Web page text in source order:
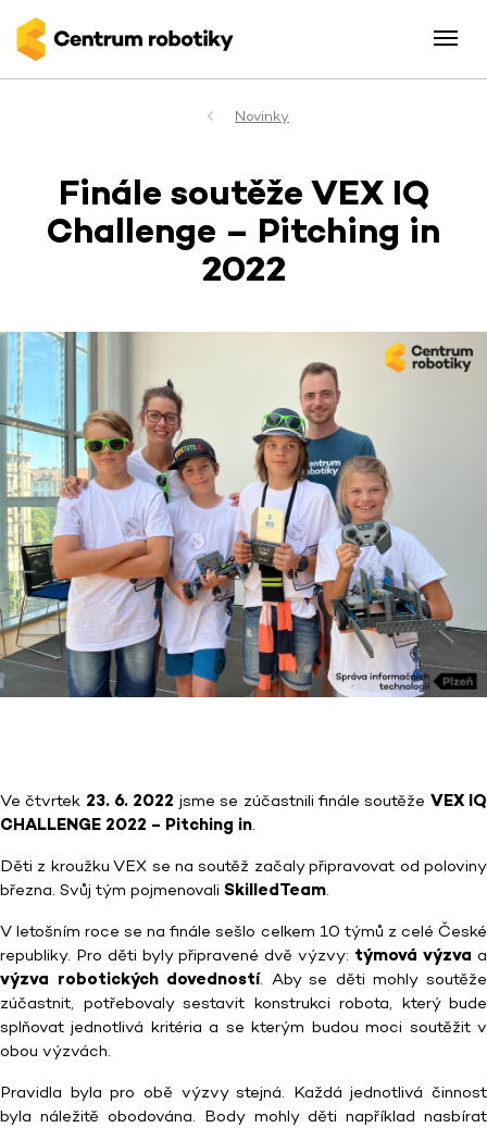
Novinky
Finále soutěže VEX IQ
Challenge – Pitching in
2022
Ve čtvrtek 23. 6. 2022 jsme se zúčastnili finále soutěže VEX IQ
CHALLENGE 2022 – Pitching in.
Děti z kroužku VEX se na soutěž začaly připravovat od poloviny
března. Svůj tým pojmenovali SkilledTeam.
V letošním roce se na finále sešlo celkem 10 týmů z celé České
republiky. Pro děti byly připravené dvě výzvy: týmová výzva a
výzva robotických dovedností. Aby se děti mohly soutěže
zúčastnit, potřebovaly sestavit konstrukci robota, který bude
splňovat jednotlivá kritéria a se kterým budou moci soutěžit v
obou výzvách.
Pravidla byla pro obě výzvy stejná. Každá jednotlivá činnost
byla náležitě obodována. Body mohly děti například nasbírat